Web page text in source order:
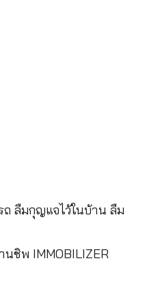
ลืมกุญแจไว้ในบ้าน ลืม
ชิพ IMMOBILIZER